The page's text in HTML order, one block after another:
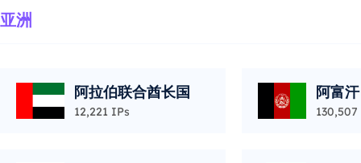
亚洲
阿拉伯联合酋长国
12,221 IPs
阿富汗